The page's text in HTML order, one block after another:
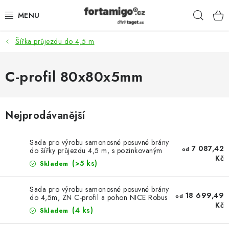
na
SADY - ZVÝHODNĚNÉ
POHONY
KOLEJOVÉ BRÁNY
KŘÍDLOVÉ BRÁNY A BRANKY
ZÁVĚSNÉ BRÁNY
KONSTRUKČNÍ PROFILY
Šířka průjezdu do 4,5 m
C-profil 80x80x5mm
Nejprodávanější
Sada pro výrobu samonosné posuvné brány
do šířky průjezdu 4,5 m, s pozinkovaným
děrovaným C-profilem (SADA-02-ZN-D)
Skladem (>5 ks)
od 7 087,42
Kč
Sada pro výrobu samonosné posuvné brány
do 4,5m, ZN C-profil a pohon NICE Robus
RBS 80×80×5mm (SADA-04-RBS-ZN)
Skladem (4 ks)
od 18 699,49
Kč